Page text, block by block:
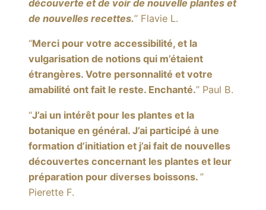
découverte et de voir de nouvelle plantes et
de nouvelles recettes.” Flavie L.
“Merci pour votre accessibilité, et la
vulgarisation de notions qui m’étaient
étrangères. Votre personnalité et votre
amabilité ont fait le reste. Enchanté.” Paul B.
“J’ai un intérêt pour les plantes et la
botanique en général. J’ai participé à une
formation d’initiation et j’ai fait de nouvelles
découvertes concernant les plantes et leur
préparation pour diverses boissons. ”
Pierette F.